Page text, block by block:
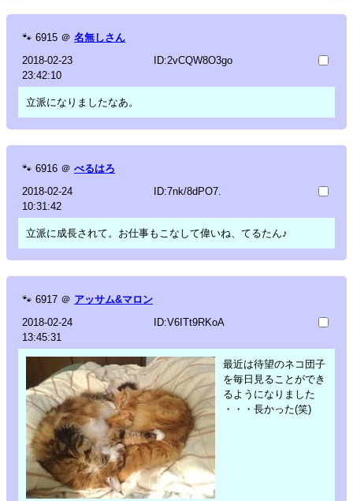
🐾 6915 ＠ 名無しさん
2018-02-23
23:42:10
ID:2vCQW8O3go
立派になりましたなあ。
🐾 6916 ＠ べるはろ
2018-02-24
10:31:42
ID:7nk/8dPO7.
立派に成長されて。お仕事もこなして偉いね、てるたん♪
🐾 6917 ＠ アッサム&マロン
2018-02-24
13:45:31
ID:V6ITt9RKoA
最近は待望のネコ団子
を毎日見ることができ
るようになりました
・・・長かった(笑)